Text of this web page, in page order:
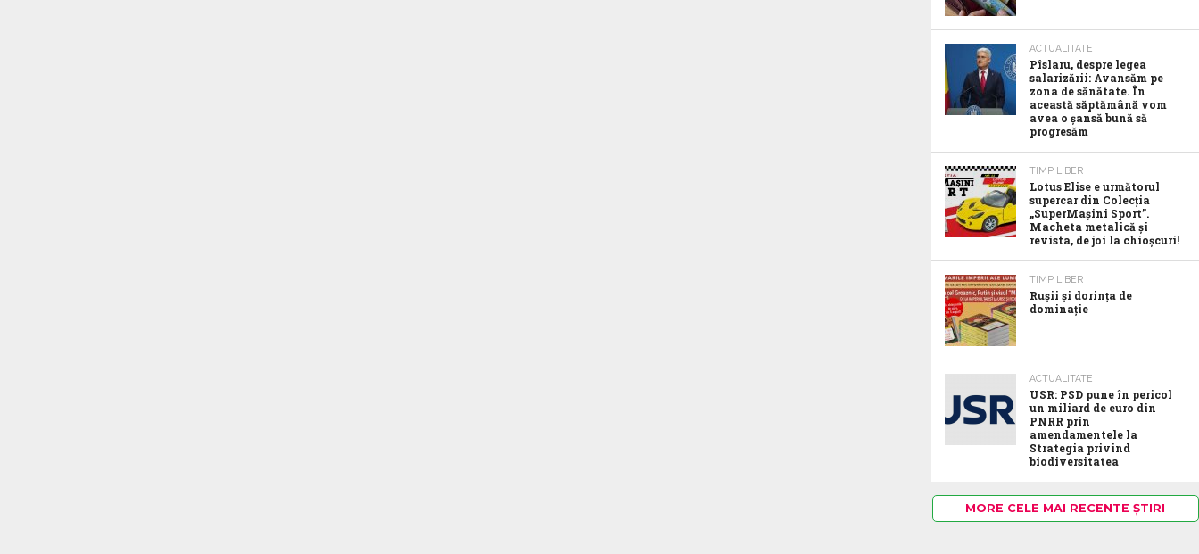
ACTUALITATE
Pîslaru, despre legea
salarizării: Avansăm pe
zona de sănătate. În
această săptămână vom
avea o șansă bună să
progresăm
TIMP LIBER
Lotus Elise e următorul
supercar din Colecția
„SuperMașini Sport”.
Macheta metalică și
revista, de joi la chioșcuri!
TIMP LIBER
Rușii și dorința de
dominație
ACTUALITATE
USR: PSD pune în pericol
un miliard de euro din
PNRR prin
amendamentele la
Strategia privind
biodiversitatea
MORE CELE MAI RECENTE ȘTIRI